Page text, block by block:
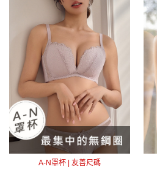
A-N罩杯 | 友善尺碼